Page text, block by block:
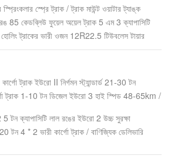
স্প্রে ট্রাক / ট্রাক মাউন্ট ওয়াটার ট্যাঙ্ক
রঙ 85 কেডব্লিউ ফুয়েল অয়েল ট্রাক 5 এম 3 ক্যাপাসিটি
হোলিং ট্রাকের ভারী ওজন 12R22.5 টিউবলেস টায়ার
ট্রাক ইউরো II নির্গমন স্ট্যান্ডার্ড 21-30 টন
ট্রাক 1-10 টন ডিজেল ইউরো 3 হাই স্পিড 48-65km /
5 টন ক্যাপাসিটি লাল রঙের ইউরো 2 উচ্চ সুরক্ষা
4 * 2 ভারী কার্গো ট্রাক / বাণিজ্যিক ডেলিভারি